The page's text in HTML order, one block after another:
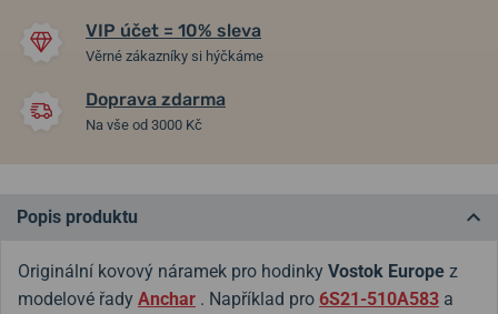
VIP účet = 10% sleva
Věrné zákazníky si hýčkáme
Doprava zdarma
Na vše od 3000 Kč
Popis produktu
Originální kovový náramek pro hodinky Vostok Europe z
modelové řady Anchar . Například pro 6S21-510A583 a